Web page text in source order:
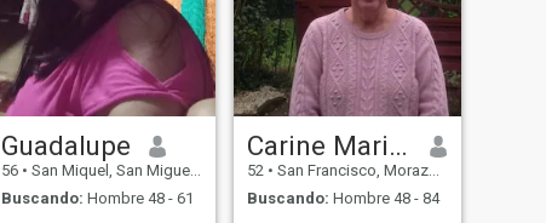
Guadalupe
56 • San Miquel, San Miguel, El Salvador
Buscando: Hombre 48 - 61
Carine Marie Pegard
52 • San Francisco, Morazán, El Salvador
Buscando: Hombre 48 - 84